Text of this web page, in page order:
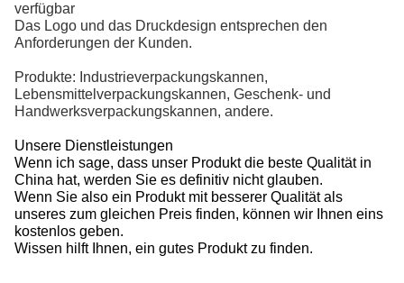
verfügbar
Das Logo und das Druckdesign entsprechen den
Anforderungen der Kunden.
Produkte: Industrieverpackungskannen,
Lebensmittelverpackungskannen, Geschenk- und
Handwerksverpackungskannen, andere.
Unsere Dienstleistungen
Wenn ich sage, dass unser Produkt die beste Qualität in
China hat, werden Sie es definitiv nicht glauben.
Wenn Sie also ein Produkt mit besserer Qualität als
unseres zum gleichen Preis finden, können wir Ihnen eins
kostenlos geben.
Wissen hilft Ihnen, ein gutes Produkt zu finden.